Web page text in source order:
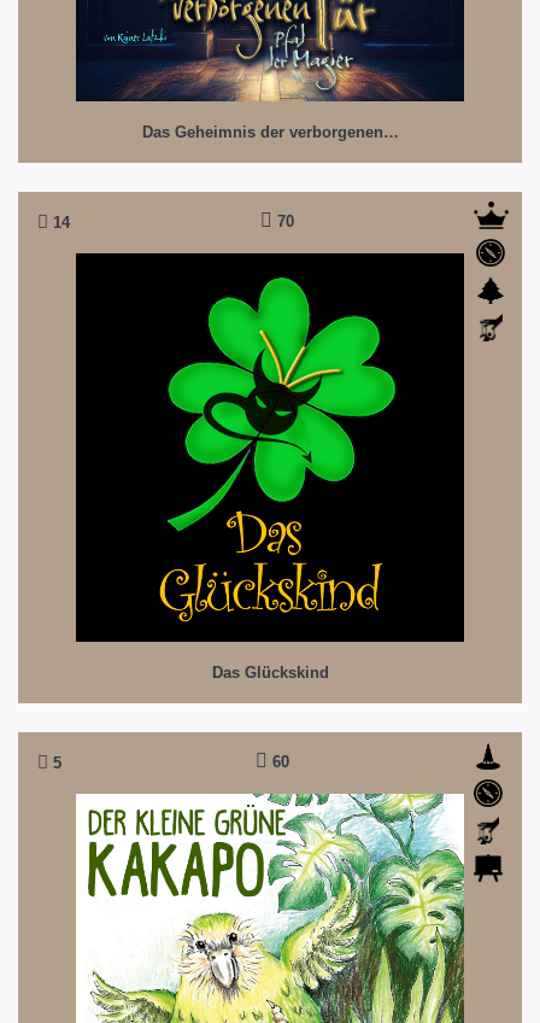
Das Geheimnis der verborgenen…
14 70
Das Glückskind
Das Glückskind
Nach dem Grimm'schen Märchen: Der Teufel mit den
drei goldenen Haaren
5 60
Der kleine grüne Kakapo
Witz, & Poesie, Freundschaft & Toleranz